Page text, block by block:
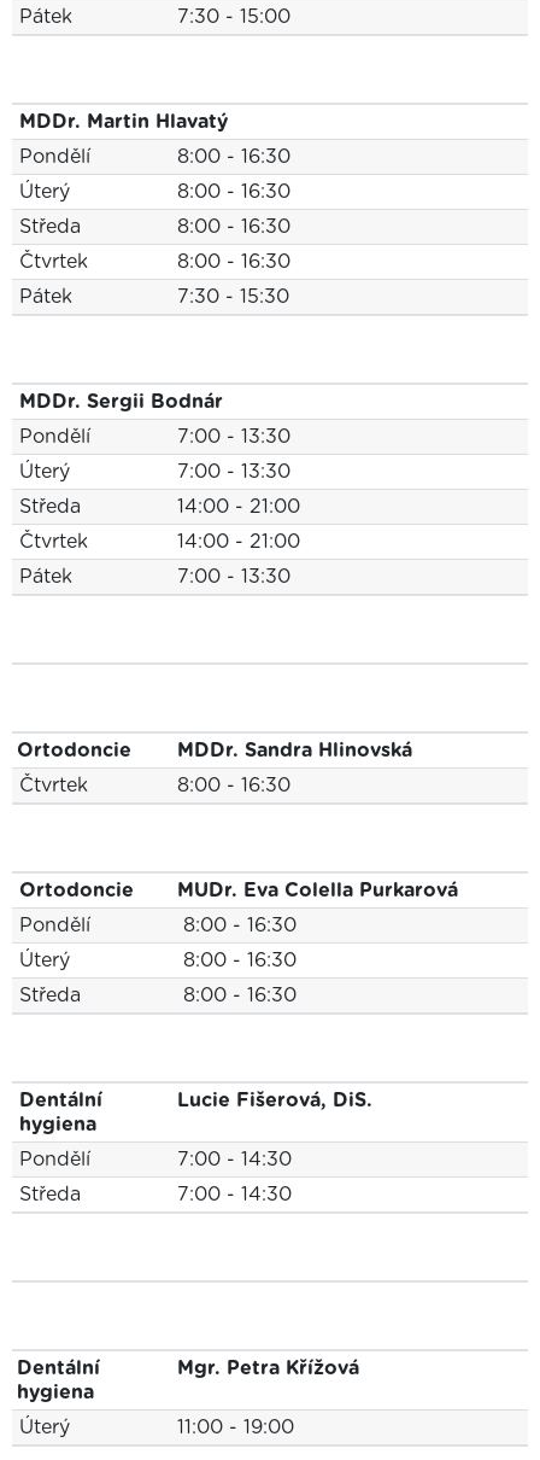
Pátek
7:30 - 15:00
MDDr. Martin Hlavatý
Pondělí
8:00 - 16:30
Úterý
8:00 - 16:30
Středa
8:00 - 16:30
Čtvrtek
8:00 - 16:30
Pátek
7:30 - 15:30
MDDr. Sergii Bodnár
Pondělí
7:00 - 13:30
Úterý
7:00 - 13:30
Středa
14:00 - 21:00
Čtvrtek
14:00 - 21:00
Pátek
7:00 - 13:30
Ortodoncie
MDDr. Sandra Hlinovská
Čtvrtek
8:00 - 16:30
Ortodoncie
MUDr. Eva Colella Purkarová
Pondělí
8:00 - 16:30
Úterý
8:00 - 16:30
Středa
8:00 - 16:30
Dentální
hygiena
Lucie Fišerová, DiS.
Pondělí
7:00 - 14:30
Středa
7:00 - 14:30
Dentální
hygiena
Mgr. Petra Křížová
Úterý 11:00 - 19:00